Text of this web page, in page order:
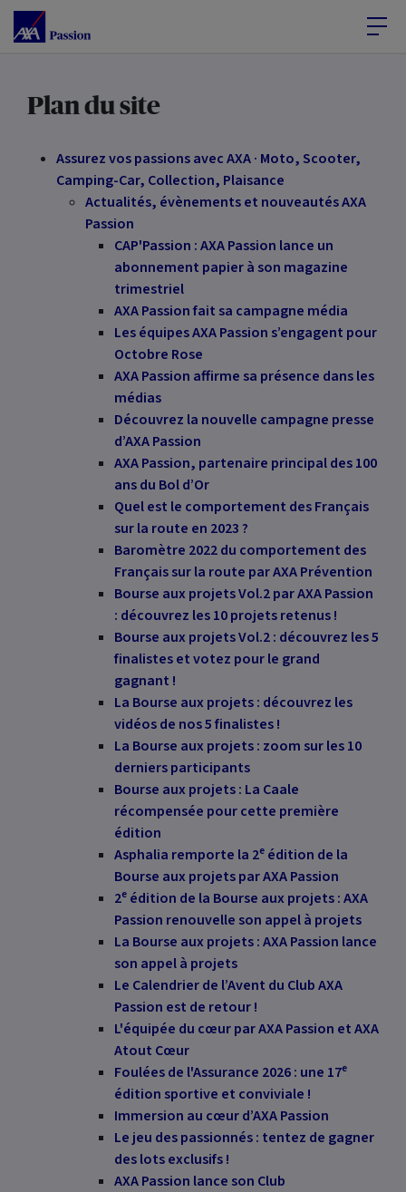
Accéder au Contenu
Plan du site
Assurez vos passions avec AXA · Moto, Scooter,
Camping-Car, Collection, Plaisance
Actualités, évènements et nouveautés AXA
Passion
CAP'Passion : AXA Passion lance un
abonnement papier à son magazine
trimestriel
AXA Passion fait sa campagne média
Les équipes AXA Passion s’engagent pour
Octobre Rose
AXA Passion affirme sa présence dans les
médias
Découvrez la nouvelle campagne presse
d’AXA Passion
AXA Passion, partenaire principal des 100
ans du Bol d’Or
Quel est le comportement des Français
sur la route en 2023 ?
Baromètre 2022 du comportement des
Français sur la route par AXA Prévention
Bourse aux projets Vol.2 par AXA Passion
: découvrez les 10 projets retenus !
Bourse aux projets Vol.2 : découvrez les 5
finalistes et votez pour le grand
gagnant !
La Bourse aux projets : découvrez les
vidéos de nos 5 finalistes !
La Bourse aux projets : zoom sur les 10
derniers participants
Bourse aux projets : La Caale
récompensée pour cette première
édition
Asphalia remporte la 2e édition de la
Bourse aux projets par AXA Passion
2e édition de la Bourse aux projets : AXA
Passion renouvelle son appel à projets
La Bourse aux projets : AXA Passion lance
son appel à projets
Le Calendrier de l’Avent du Club AXA
Passion est de retour !
L'équipée du cœur par AXA Passion et AXA
Atout Cœur
Foulées de l'Assurance 2026 : une 17e
édition sportive et conviviale !
Immersion au cœur d’AXA Passion
Le jeu des passionnés : tentez de gagner
des lots exclusifs !
AXA Passion lance son Club